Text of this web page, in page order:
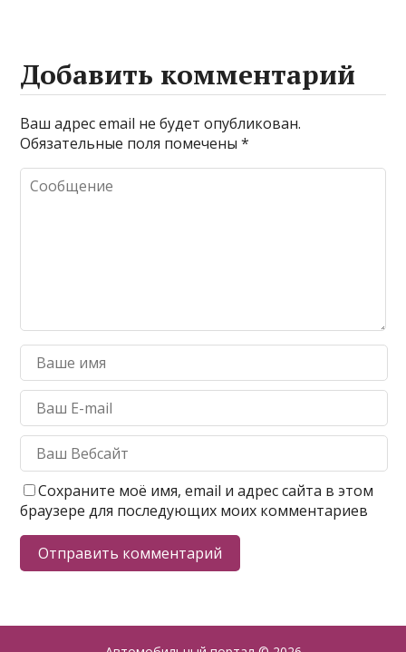
Добавить комментарий
Ваш адрес email не будет опубликован.
Обязательные поля помечены*
Сохраните моё имя, email и адрес сайта в этом
браузере для последующих моих комментариев